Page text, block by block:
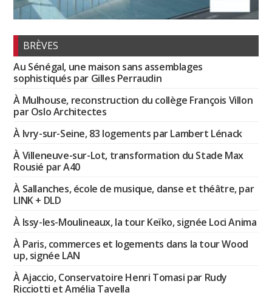
BRÈVES
Au Sénégal, une maison sans assemblages
sophistiqués par Gilles Perraudin
À Mulhouse, reconstruction du collège François Villon
par Oslo Architectes
À Ivry-sur-Seine, 83 logements par Lambert Lénack
À Villeneuve-sur-Lot, transformation du Stade Max
Rousié par A40
À Sallanches, école de musique, danse et théâtre, par
LINK + DLD
À Issy-les-Moulineaux, la tour Keïko, signée Loci Anima
À Paris, commerces et logements dans la tour Wood
up, signée LAN
À Ajaccio, Conservatoire Henri Tomasi par Rudy
Ricciotti et Amélia Tavella